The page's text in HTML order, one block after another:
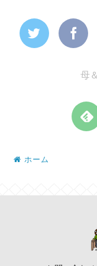
母
ホーム